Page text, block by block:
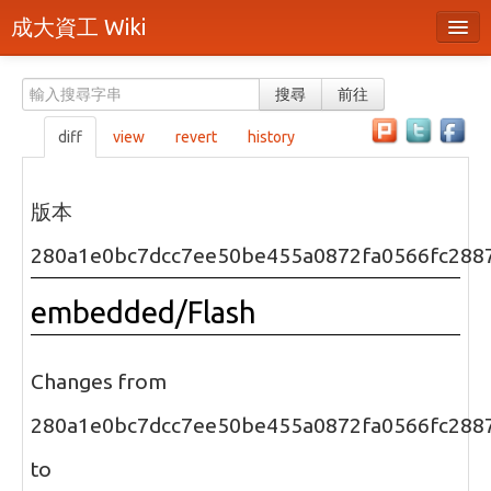
成大資工 Wiki
分類
隨機頁面
最近活動
上傳檔案
頁面原始檔
可列印版本
刪除本頁
登入 / 註冊帳號
搜尋 前往
diff view revert history
版本
embedded/Flash
Changes from
to